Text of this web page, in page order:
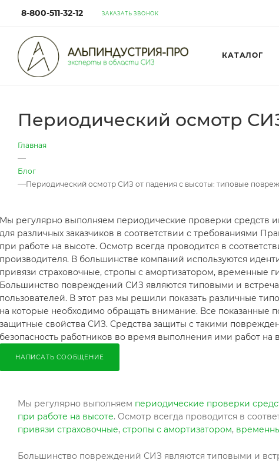
8-800-511-32-12 ЗАКАЗАТЬ ЗВОНОК
КАТАЛОГ
Периодический осмотр
Главная
—
Блог
—Периодический осмотр СИЗ от падения с высоты: типовые
Мы регулярно выполняем периодические проверки средств
для различных заказчиков в соответствии с требованиями
при работе на высоте. Осмотр всегда проводится в
производителя. В большинстве компаний используются
привязи страховочные, стропы с амортизатором, временные
Большинство повреждений СИЗ являются типовыми и
пользователей. В этот раз мы решили показать различные
на которые необходимо обращать внимание. Все показанные
защитные свойства СИЗ. Средства защиты с такими
безопасность работников во время выполнения ими работ на
НАПИСАТЬ СООБЩЕНИЕ
Мы регулярно выполняем периодические проверки
при работе на высоте. Осмотр всегда проводится в
привязи страховочные, стропы с амортизатором,
Большинство повреждений СИЗ являются типовыми и